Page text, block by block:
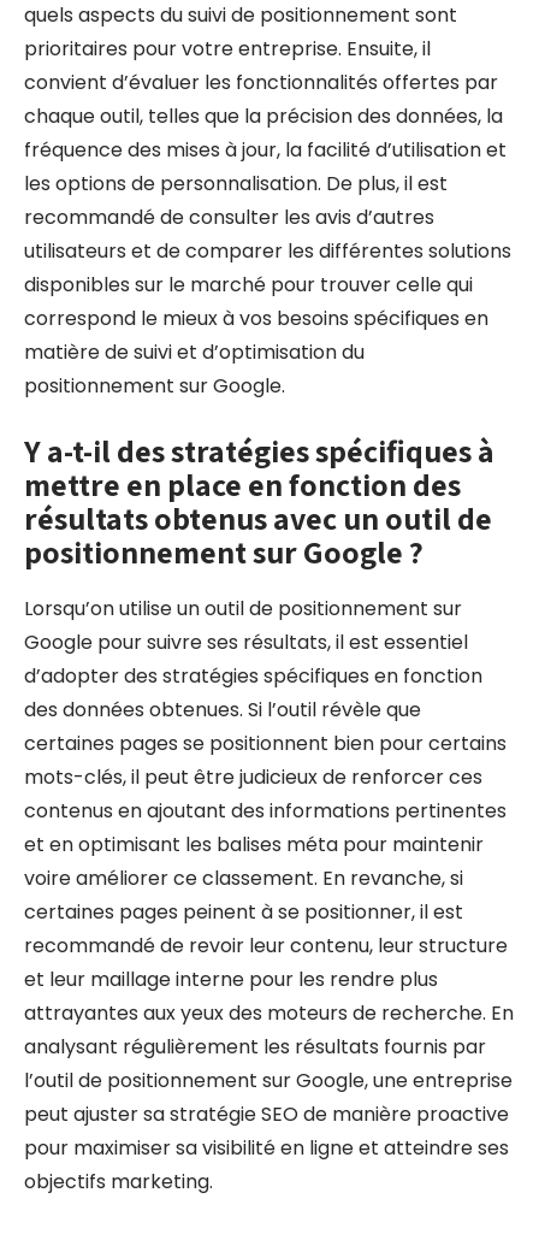
quels aspects du suivi de positionnement sont
prioritaires pour votre entreprise. Ensuite, il
convient d’évaluer les fonctionnalités offertes par
chaque outil, telles que la précision des données, la
fréquence des mises à jour, la facilité d’utilisation et
les options de personnalisation. De plus, il est
recommandé de consulter les avis d’autres
utilisateurs et de comparer les différentes solutions
disponibles sur le marché pour trouver celle qui
correspond le mieux à vos besoins spécifiques en
matière de suivi et d’optimisation du
positionnement sur Google.
Y a-t-il des stratégies spécifiques à
mettre en place en fonction des
résultats obtenus avec un outil de
positionnement sur Google ?
Lorsqu’on utilise un outil de positionnement sur
Google pour suivre ses résultats, il est essentiel
d’adopter des stratégies spécifiques en fonction
des données obtenues. Si l’outil révèle que
certaines pages se positionnent bien pour certains
mots-clés, il peut être judicieux de renforcer ces
contenus en ajoutant des informations pertinentes
et en optimisant les balises méta pour maintenir
voire améliorer ce classement. En revanche, si
certaines pages peinent à se positionner, il est
recommandé de revoir leur contenu, leur structure
et leur maillage interne pour les rendre plus
attrayantes aux yeux des moteurs de recherche. En
analysant régulièrement les résultats fournis par
l’outil de positionnement sur Google, une entreprise
peut ajuster sa stratégie SEO de manière proactive
pour maximiser sa visibilité en ligne et atteindre ses
objectifs marketing.